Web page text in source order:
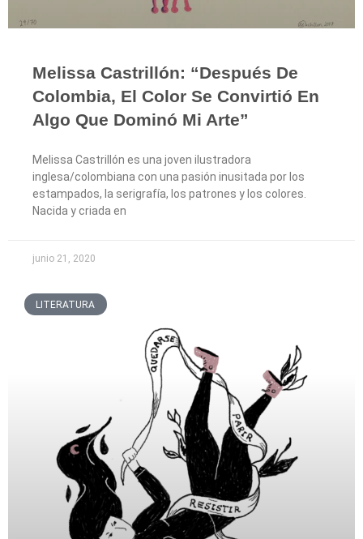
Melissa Castrillón: “después De
Colombia, El Color Se Convirtió En
Algo Que Dominó Mi Arte”
Melissa Castrillón es una joven ilustradora
inglesa/colombiana con una pasión inusitada por los
estampados, la serigrafía, los patrones y los colores.
Nacida y criada en
junio 21, 2020
LITERATURA